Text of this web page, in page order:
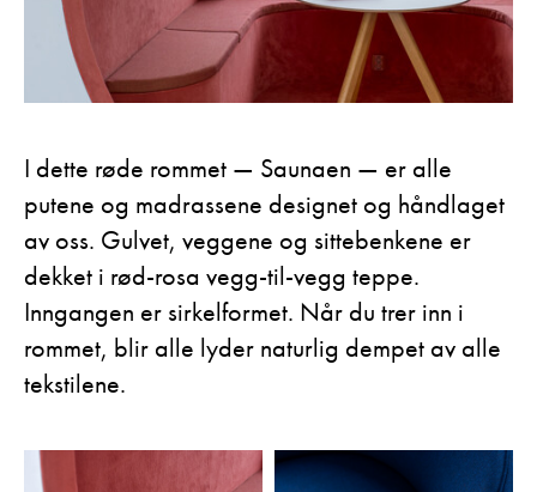
I dette røde rommet — Saunaen — er alle
putene og madrassene designet og håndlaget
av oss. Gulvet, veggene og sittebenkene er
dekket i rød-rosa vegg-til-vegg teppe.
Inngangen er sirkelformet. Når du trer inn i
rommet, blir alle lyder naturlig dempet av alle
tekstilene.